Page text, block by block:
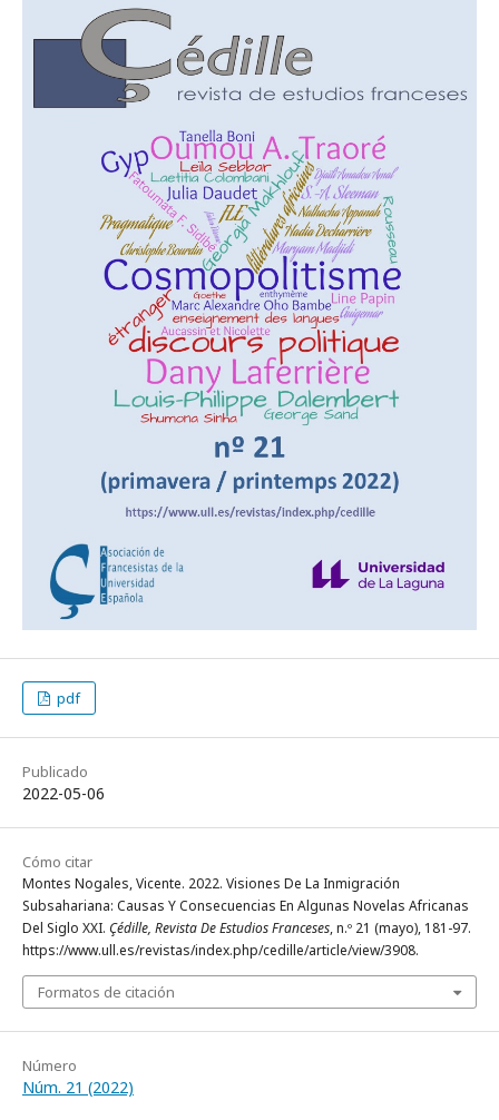
pdf
Publicado
2022-05-06
Cómo citar
Montes Nogales, Vicente. 2022. Visiones De La Inmigración
Subsahariana: Causas Y Consecuencias En Algunas Novelas Africanas
Del Siglo XXI. Çédille, Revista De Estudios Franceses, n.º 21 (mayo), 181-97.
https://www.ull.es/revistas/index.php/cedille/article/view/3908.
Formatos de citación
Número
Núm. 21 (2022)